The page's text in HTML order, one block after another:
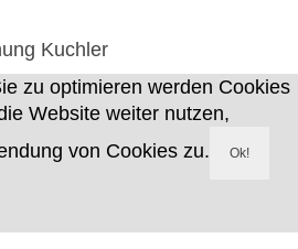
Kuchler
zu optimieren werden Cookies
Website weiter nutzen,
von Cookies zu.
Ok!